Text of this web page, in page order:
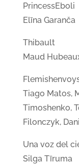
Elīna Garanča
Maud
Tiago Matos,
Timoshenko,
Filonczyk,
Una
Silga Tīruma